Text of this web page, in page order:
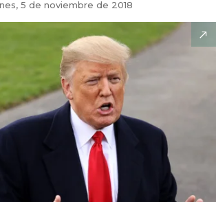
5 de noviembre de 2018